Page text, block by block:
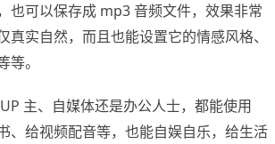
也可以保存成 mp3 音频文件，效果非常
真实自然，而且也能设置它的情感风格、
。
主、自媒体还是办公人士，都能使用
、给视频配音等，也能自娱自乐，给生活